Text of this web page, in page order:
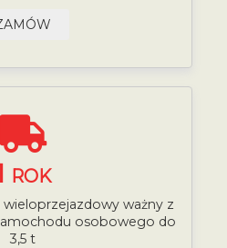
ROK
wieloprzejazdowy ważny z
osobowego do
3,5 t